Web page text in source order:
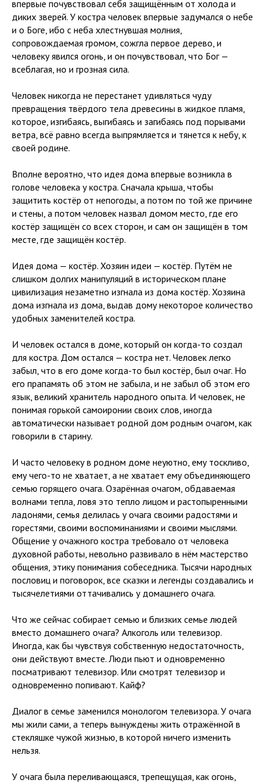
впервые почувствовал себя защищённым от холода и
диких зверей. У костра человек впервые задумался о небе
и о Боге, ибо с неба хлестнувшая молния,
сопровождаемая громом, сожгла первое дерево, и
человеку явился огонь, и он почувствовал, что Бог —
всеблагая, но и грозная сила.
Человек никогда не перестанет удивляться чуду
превращения твёрдого тела древесины в жидкое пламя,
которое, изгибаясь, выгибаясь и загибаясь под порывами
ветра, всё равно всегда выпрямляется и тянется к небу, к
своей родине.
Вполне вероятно, что идея дома впервые возникла в
голове человека у костра. Сначала крыша, чтобы
защитить костёр от непогоды, а потом по той же причине
и стены, а потом человек назвал домом место, где его
костёр защищён со всех сторон, и сам он защищён в том
месте, где защищён костёр.
Идея дома — костёр. Хозяин идеи — костёр. Путём не
слишком долгих манипуляций в историческом плане
цивилизация незаметно изгнала из дома костёр. Хозяина
дома изгнала из дома, выдав дому некоторое количество
удобных заменителей костра.
И человек остался в доме, который он когда-то создал
для костра. Дом остался — костра нет. Человек легко
забыл, что в его доме когда-то был костёр, был очаг. Но
его прапамять об этом не забыла, и не забыл об этом его
язык, великий хранитель народного опыта. И человек, не
понимая горькой самоиронии своих слов, иногда
автоматически называет родной дом родным очагом, как
говорили в старину.
И часто человеку в родном доме неуютно, ему тоскливо,
ему чего-то не хватает, а не хватает ему объединяющего
семью горящего очага. Озарённая очагом, обдаваемая
волнами тепла, ловя это тепло лицом и растопыренными
ладонями, семья делилась у очага своими радостями и
горестями, своими воспоминаниями и своими мыслями.
Общение у очажного костра требовало от человека
духовной работы, невольно развивало в нём мастерство
общения, этику понимания собеседника. Тысячи народных
пословиц и поговорок, все сказки и легенды создавались и
тысячелетиями оттачивались у домашнего очага.
Что же сейчас собирает семью и близких семье людей
вместо домашнего очага? Алкоголь или телевизор.
Иногда, как бы чувствуя собственную недостаточность,
они действуют вместе. Люди пьют и одновременно
посматривают телевизор. Или смотрят телевизор и
одновременно попивают. Кайф?
Диалог в семье заменился монологом телевизора. У очага
мы жили сами, а теперь вынуждены жить отражённой в
стекляшке чужой жизнью, в которой ничего изменить
нельзя.
У очага была переливающаяся, трепещущая, как огонь,